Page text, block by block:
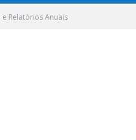
e Relatórios Anuais